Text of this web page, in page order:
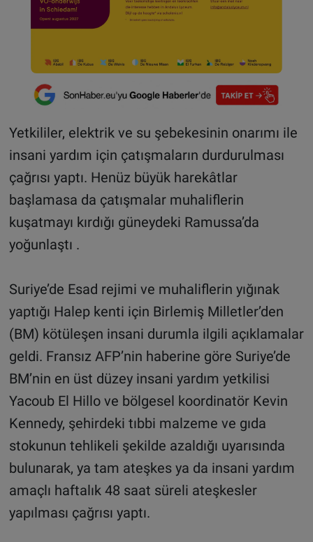
Yetkililer, elektrik ve su şebekesinin onarımı ile
insani yardım için çatışmaların durdurulması
çağrısı yaptı. Henüz büyük harekâtlar
başlamasa da çatışmalar muhaliflerin
kuşatmayı kırdığı güneydeki Ramussa’da
yoğunlaştı .
Suriye’de Esad rejimi ve muhaliflerin yığınak
yaptığı Halep kenti için Birlemiş Milletler’den
(BM) kötüleşen insani durumla ilgili açıklamalar
geldi. Fransız AFP’nin haberine göre Suriye’de
BM’nin en üst düzey insani yardım yetkilisi
Yacoub El Hillo ve bölgesel koordinatör Kevin
Kennedy, şehirdeki tıbbi malzeme ve gıda
stokunun tehlikeli şekilde azaldığı uyarısında
bulunarak, ya tam ateşkes ya da insani yardım
amaçlı haftalık 48 saat süreli ateşkesler
yapılması çağrısı yaptı.